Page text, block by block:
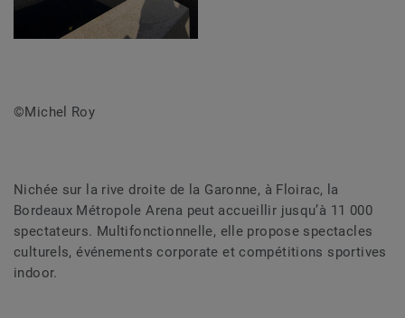
©Michel Roy
Nichée sur la rive droite de la Garonne, à Floirac, la
Bordeaux Métropole Arena peut accueillir jusqu’à 11 000
spectateurs. Multifonctionnelle, elle propose spectacles
culturels, événements corporate et compétitions sportives
indoor.